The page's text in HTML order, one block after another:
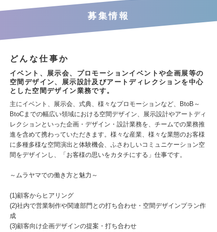
募集情報
どんな仕事か
イベント、展示会、プロモーションイベントや企画展等の
空間デザイン、展示設計及びアートディレクションを中心
とした空間デザイン業務です。
主にイベント、展示会、式典、様々なプロモーションなど、BtoB～
BtoCまでの幅広い領域における空間デザイン、展示設計やアートディ
レクションといった企画・デザイン・設計業務を、チームでの業務推
進を含めて携わっていただきます。様々な産業、様々な業態のお客様
に多種多様な空間演出と体験機会、ふさわしいコミュニケーション空
間をデザインし、「お客様の思いをカタチにする」仕事です。
～ムラヤマでの働き方と魅力～
(1)顧客からヒアリング
(2)社内で営業制作や関連部門との打ち合わせ・空間デザインプラン作
成
(3)顧客向け企画デザインの提案・打ち合わせ